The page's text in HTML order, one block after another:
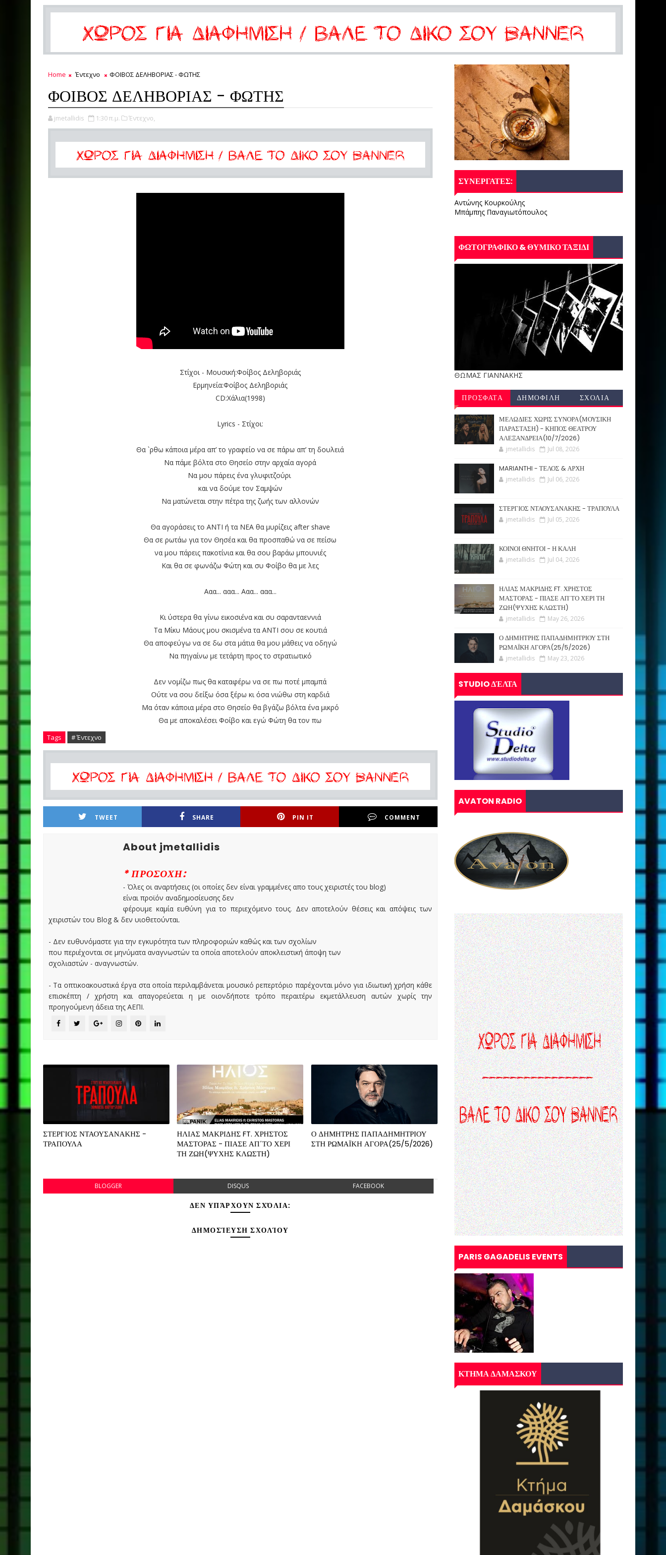
Home Έντεχνο ΦΟΙΒΟΣ ΔΕΛΗΒΟΡΙΑΣ - ΦΩΤΗΣ
ΦΟΙΒΟΣ ΔΕΛΗΒΟΡΙΑΣ - ΦΩΤΗΣ
jmetallidis 1:30 π.μ. Έντεχνο,
Στίχοι - Μουσική:Φοίβος Δεληβοριάς
Ερμηνεία:Φοίβος Δεληβοριάς
CD:Χάλια(1998)
Lyrics - Στίχοι:
Θα `ρθω κάποια μέρα απ’ το γραφείο να σε πάρω απ’ τη δουλειά
Να πάμε βόλτα στο Θησείο στην αρχαία αγορά
Να μου πάρεις ένα γλυφιτζούρι
και να δούμε τον Σαμψών
Να ματώνεται στην πέτρα της ζωής των αλλονών
Θα αγοράσεις το ΑΝΤΙ ή τα ΝΕΑ θα μυρίζεις after shave
Θα σε ρωτάω για τον Θησέα και θα προσπαθώ να σε πείσω
να μου πάρεις πακοτίνια και θα σου βαράω μπουνιές
Και θα σε φωνάζω Φώτη και συ Φοίβο θα με λες
Ααα... ααα... Aαα... ααα...
Κι ύστερα θα γίνω εικοσιένα και συ σαρανταεννιά
Τα Μίκυ Μάους μου σκισμένα τα ΑΝΤΙ σου σε κουτιά
Θα αποφεύγω να σε δω στα μάτια θα μου μάθεις να οδηγώ
Να πηγαίνω με τετάρτη προς το στρατιωτικό
Δεν νομίζω πως θα καταφέρω να σε πω ποτέ μπαμπά
Ούτε να σου δείξω όσα ξέρω κι όσα νιώθω στη καρδιά
Μα όταν κάποια μέρα στο Θησείο θα βγάζω βόλτα ένα μικρό
Θα με αποκαλέσει Φοίβο και εγώ Φώτη θα τον πω
Tags # Έντεχνο
TWEET SHARE PIN IT COMMENT
About jmetallidis
* ΠΡΟΣΟΧΗ:
- Όλες οι αναρτήσεις (οι οποίες δεν είναι γραμμένες απο τους χειριστές του blog)
είναι προϊόν αναδημοσίευσης δεν
φέρουμε καμία ευθύνη για το περιεχόμενο τους. Δεν αποτελούν θέσεις και απόψεις των
χειριστών του Blog & δεν υιοθετούνται.
- Δεν ευθυνόμαστε για την εγκυρότητα των πληροφοριών καθώς και των σχολίων
που περιέχονται σε μηνύματα αναγνωστών τα οποία αποτελούν αποκλειστική άποψη των
σχολιαστών - αναγνωστών.
- Τα οπτικοακουστικά έργα στα οποία περιλαμβάνεται μουσικό ρεπερτόριο παρέχονται μόνο για ιδιωτική χρήση κάθε
επισκέπτη / χρήστη και απαγορεύεται η με οιονδήποτε τρόπο περαιτέρω εκμετάλλευση αυτών χωρίς την
προηγούμενη άδεια της ΑΕΠΙ.
ΣΤΕΡΓΙΟΣ ΝΤΑΟΥΣΑΝΑΚΗΣ -
ΤΡΑΠΟΥΛΑ
ΗΛΙΑΣ ΜΑΚΡΙΔΗΣ FT. ΧΡΗΣΤΟΣ
ΜΑΣΤΟΡΑΣ - ΠΙΑΣΕ ΑΠ΄ΤΟ ΧΕΡΙ
ΤΗ ΖΩΗ(ΨΥΧΗΣ ΚΛΩΣΤΗ)
Ο ΔΗΜΗΤΡΗΣ ΠΑΠΑΔΗΜΗΤΡΙΟΥ
ΣΤΗ ΡΩΜΑΪΚΗ ΑΓΟΡΑ(25/5/2026)
BLOGGER DISQUS FACEBOOK
ΔΕΝ ΥΠΆΡΧΟΥΝ ΣΧΌΛΙΑ:
ΔΗΜΟΣΊΕΥΣΗ ΣΧΟΛΊΟΥ
ΣΥΝΕΡΓΑΤΕΣ:
Αντώνης Κουρκούλης
Μπάμπης Παναγιωτόπουλος
ΦΩΤΟΓΡΑΦΙΚΟ & ΘΥΜΙΚΟ ΤΑΞΙΔΙ
ΘΩΜΑΣ ΓΙΑΝΝΑΚΗΣ
ΠΡΟΣΦΑΤΑ ΔΗΜΟΦΙΛΗ ΣΧΟΛΙΑ
ΜΕΛΩΔΙΕΣ ΧΩΡΙΣ ΣΥΝΟΡΑ(ΜΟΥΣΙΚΗ
ΠΑΡΑΣΤΑΣΗ) - ΚΗΠΟΣ ΘΕΑΤΡΟΥ
ΑΛΕΞΑΝΔΡΕΙΑ(10/7/2026)
jmetallidis Jul 08, 2026
MARIANTHI - ΤΕΛΟΣ & ΑΡΧΗ
jmetallidis Jul 06, 2026
ΣΤΕΡΓΙΟΣ ΝΤΑΟΥΣΑΝΑΚΗΣ - ΤΡΑΠΟΥΛΑ
jmetallidis Jul 05, 2026
ΚΟΙΝΟΙ ΘΝΗΤΟΙ - Η ΚΑΛΗ
jmetallidis Jul 04, 2026
ΗΛΙΑΣ ΜΑΚΡΙΔΗΣ FT. ΧΡΗΣΤΟΣ
ΜΑΣΤΟΡΑΣ - ΠΙΑΣΕ ΑΠ΄ΤΟ ΧΕΡΙ ΤΗ
ΖΩΗ(ΨΥΧΗΣ ΚΛΩΣΤΗ)
jmetallidis May 26, 2026
Ο ΔΗΜΗΤΡΗΣ ΠΑΠΑΔΗΜΗΤΡΙΟΥ ΣΤΗ
ΡΩΜΑΪΚΗ ΑΓΟΡΑ(25/5/2026)
jmetallidis May 23, 2026
STUDIO ΔΈΛΤΑ
AVATON RADIO
PARIS GAGADELIS EVENTS
ΚΤΗΜΑ ΔΑΜΑΣΚΟΥ